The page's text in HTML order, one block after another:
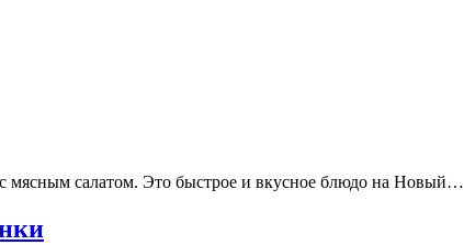
мясным салатом. Это быстрое и вкусное блюдо на Новый…